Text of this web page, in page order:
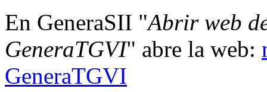
En GeneraSII "Abrir web
GeneraTGVI" abre la web:
GeneraTGVI